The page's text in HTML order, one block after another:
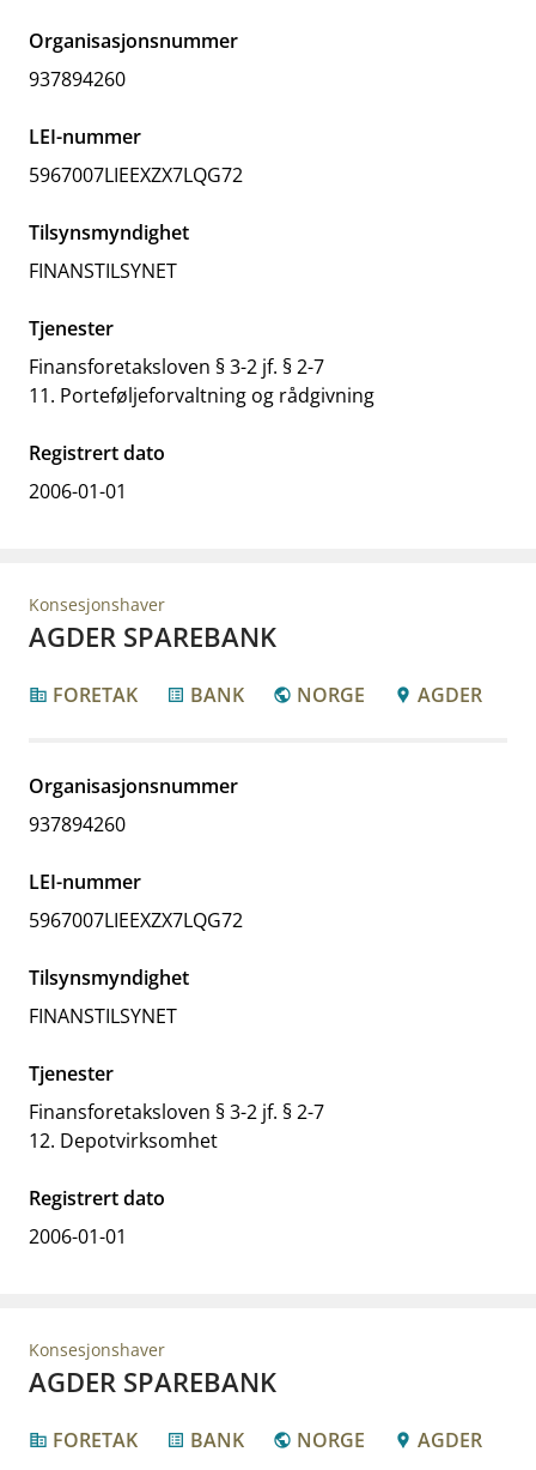
Organisasjonsnummer
937894260
LEI-nummer
5967007LIEEXZX7LQG72
Tilsynsmyndighet
FINANSTILSYNET
Tjenester
Finansforetaksloven § 3-2 jf. § 2-7
11. Porteføljeforvaltning og rådgivning
Registrert dato
2006-01-01
Konsesjonshaver
AGDER SPAREBANK
corporate_fare FORETAK list_alt BANK public NORGE location_pin AGDER
Organisasjonsnummer
937894260
LEI-nummer
5967007LIEEXZX7LQG72
Tilsynsmyndighet
FINANSTILSYNET
Tjenester
Finansforetaksloven § 3-2 jf. § 2-7
12. Depotvirksomhet
Registrert dato
2006-01-01
Konsesjonshaver
AGDER SPAREBANK
corporate_fare FORETAK list_alt BANK public NORGE location_pin AGDER